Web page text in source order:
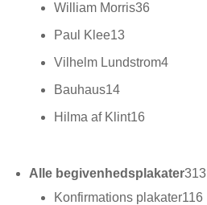
William Morris36
Paul Klee1313
varer
Vilhelm Lundstrom44
Bauhaus1414
varer
Hilma af Klint16
Alle begivenhedsplakater313
Konfirmations plakater116